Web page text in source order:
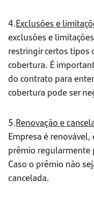
4.Exclusões e
exclusões e
restringir certos tipos
cobertura. É
do contrato para
cobertura pode ser
5.Renovação e
Empresa é
prêmio regularmente
Caso o prêmio não
cancelada.